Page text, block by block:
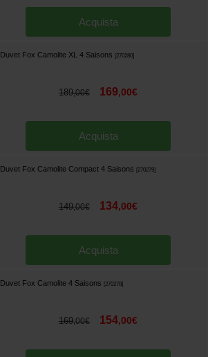
Acquista
Duvet Fox Camolite XL 4 Saisons [270280]
189,00€ 169,00€
Acquista
Duvet Fox Camolite Compact 4 Saisons [270279]
149,00€ 134,00€
Acquista
Duvet Fox Camolite 4 Saisons [270278]
169,00€ 154,00€